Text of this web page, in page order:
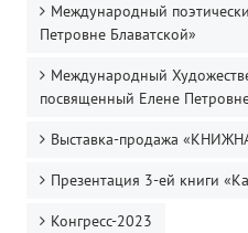
Международный
Петровне Блаватской»
Международный
посвященный Елене
Выставка-продажа
Презентация 3-ей книги
Конгресс-2023